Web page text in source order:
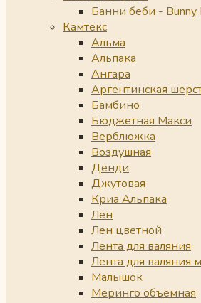
Банни беби - Bunny
Камтекс
Альма
Альпака
Ангара
Аргентинская
Бамбино
Бюджетная Макси
Верблюжка
Воздушная
Денди
Джутовая
Криа Альпака
Лен
Лен цветной
Лента для валяния
Лента для валяния
Малышок
Меринго объемная